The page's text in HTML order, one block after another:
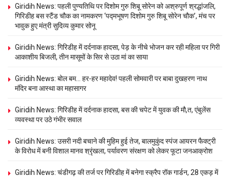
Giridih News: पहली पुण्यतिथि पर दिशोम गुरु शिबू सोरेन को अश्रुपूर्ण श्रद्धांजलि,
गिरिडीह बस स्टैंड चौक का नामकरण ‘पद्मभूषण दिशोम गुरु शिबू सोरेन चौक’, मंच पर
भावुक हुए मंत्री सुदिव्य कुमार सोनू
Giridih News: गिरिडीह में दर्दनाक हादसा, पेड़ के नीचे भोजन कर रही महिला पर गिरी
आकाशीय बिजली, तीन मासूमों के सिर से उठा मां का साया
Giridih News: बोल बम… हर-हर महादेव! पहली सोमवारी पर बाबा दुखहरण नाथ
मंदिर बना आस्था का महासागर
Giridih News: गिरिडीह में दर्दनाक हादसा, बस की चपेट में युवक की मौ,त, एंबुलेंस
व्यवस्था पर उठे गंभीर सवाल
Giridih News: उसरी नदी बचाने की मुहिम हुई तेज, बालमुकुंद स्पंज आयरन फैक्ट्री
के विरोध में बनी विशाल मानव श्रृंखला, पर्यावरण संरक्षण को लेकर फूटा जनआक्रोश
Giridih News: चंडीगढ़ की तर्ज पर गिरिडीह में बनेगा स्क्रैप रॉक गार्डन, 28 एकड़ में